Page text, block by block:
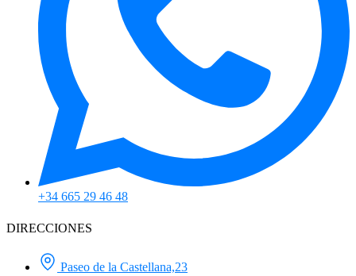
+34 665 29 46 48
DIRECCIONES
Paseo de la Castellana,23